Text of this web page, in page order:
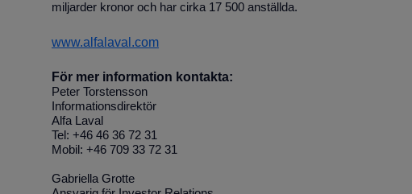
miljarder kronor och har cirka 17 500 anställda.
www.alfalaval.com
För mer information kontakta:
Peter Torstensson
Informationsdirektör
Alfa Laval
Tel: +46 46 36 72 31
Mobil: +46 709 33 72 31
Gabriella Grotte